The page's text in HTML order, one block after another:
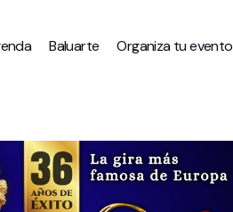
Baluarte Organiza tu evento